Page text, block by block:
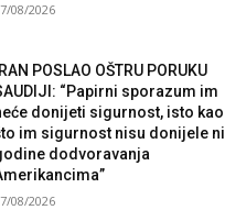
08/2026
IRAN POSLAO OŠTRU PORUKU
“Papirni sporazum im
donijeti sigurnost, isto kao
im sigurnost nisu donijele ni
dodvoravanja
08/2026